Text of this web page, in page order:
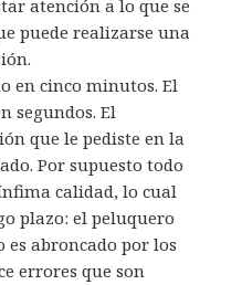
atención a lo que se
puede realizarse una
en cinco minutos. El
segundos. El
que le pediste en la
Por supuesto todo
calidad, lo cual
plazo: el peluquero
es abroncado por los
errores que son